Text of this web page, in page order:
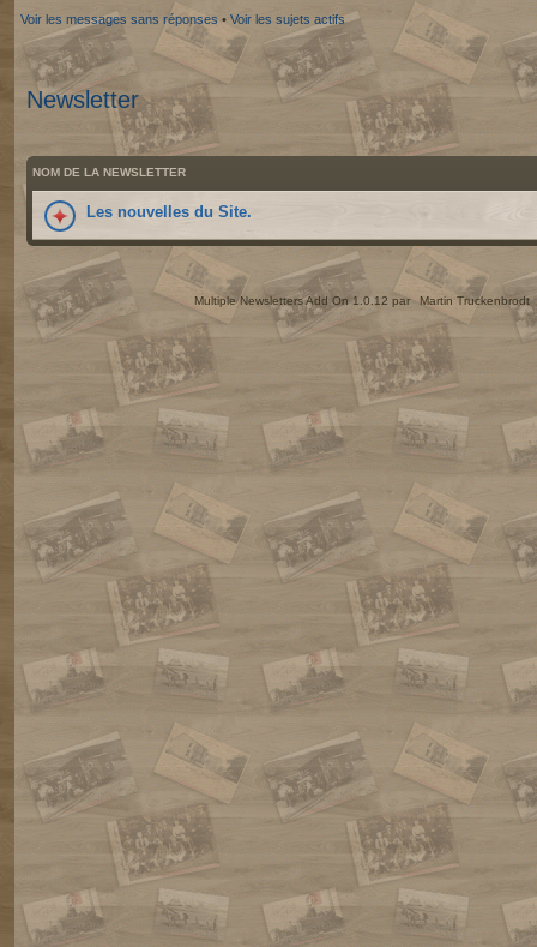
Voir les messages sans réponses • Voir les sujets actifs
Newsletter
NOM DE LA NEWSLETTER
Les nouvelles du Site.
Multiple Newsletters Add On 1.0.12 par Martin Truckenbrodt